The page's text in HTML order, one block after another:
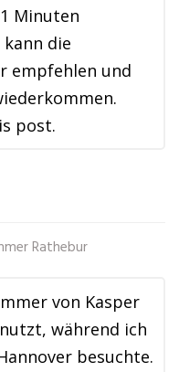
Minuten
die
empfehlen und
post.
Rathebur
von Kasper
während ich
besuchte.